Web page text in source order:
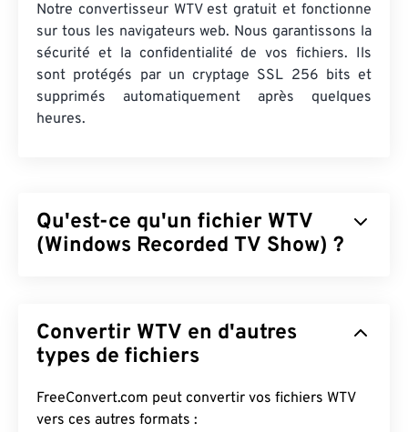
Notre convertisseur WTV est gratuit et fonctionne
sur tous les navigateurs web. Nous garantissons la
sécurité et la confidentialité de vos fichiers. Ils
sont protégés par un cryptage SSL 256 bits et
supprimés automatiquement après quelques
heures.
Qu'est-ce qu'un fichier WTV
(Windows Recorded TV Show) ?
capturés par les produits Microsoft. WTV est un
conteneur multimédia qui compresse la vidéo avec
MPEG-1 Layer IIouDolby Digital AC-3. Il prend en
charge les métadonnées et
Convertir WTV en d'autres
types de fichiers
FreeConvert.com peut convertir vos fichiers WTV
vers ces autres formats :